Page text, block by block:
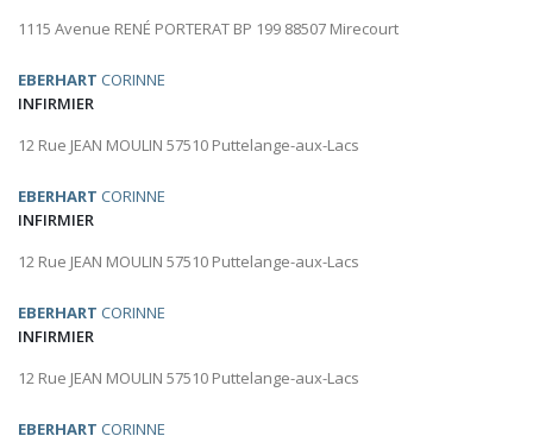
1115 Avenue RENÉ PORTERAT BP 199 88507 Mirecourt
EBERHART CORINNE
INFIRMIER
12 Rue JEAN MOULIN 57510 Puttelange-aux-Lacs
EBERHART CORINNE
INFIRMIER
12 Rue JEAN MOULIN 57510 Puttelange-aux-Lacs
EBERHART CORINNE
INFIRMIER
12 Rue JEAN MOULIN 57510 Puttelange-aux-Lacs
EBERHART CORINNE